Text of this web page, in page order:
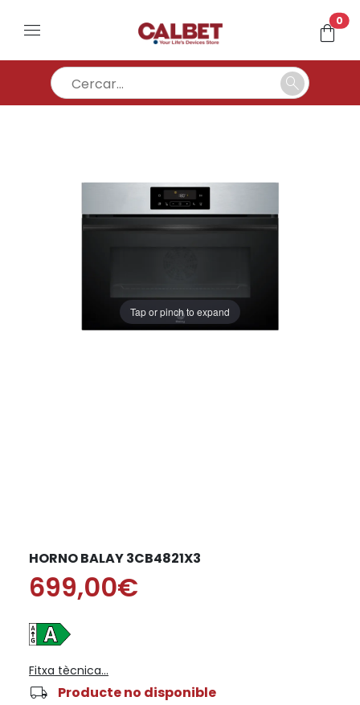
menu shopping_bag0
search
Tap or pinch to expand
HORNO BALAY 3CB4821X3
699,00€
Fitxa tècnica...
local_shipping Producte no disponible